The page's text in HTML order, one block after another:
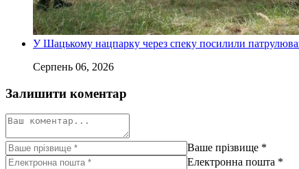
У Шацькому нацпарку через спеку посилили
Серпень 06, 2026
Залишити коментар
Ваше прізвище *
Електронна пошта *